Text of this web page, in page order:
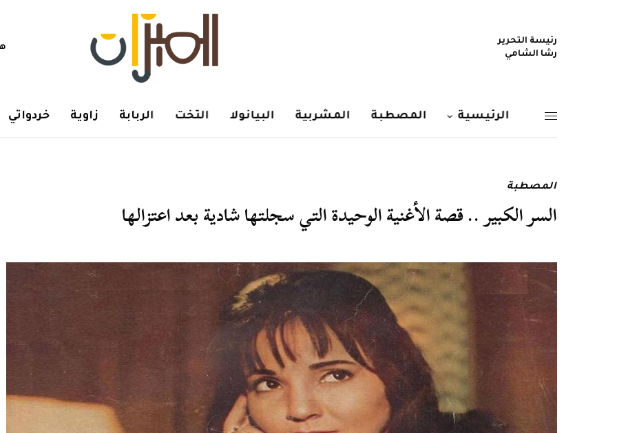
رئيسة التحرير
رشا الشامي
الرئيسية المصطبة المشربية البيانولا التخت الربابة زاوية خردواتي
المصطبة
السر الكبير .. قصة الأغنية الوحيدة التي سجلتها شادية بعد اعتزالها